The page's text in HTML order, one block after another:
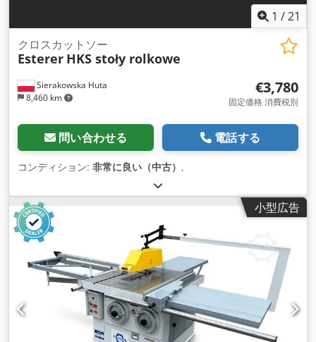
1 /21
Sierakowska Huta
8,460 km
クロスカットソー
Esterer HKS stoły rolkowe
€3,780
固定価格 消費税別
問い合わせる 電話する
コンディション: 非常に良い（中古） ,
小型広告